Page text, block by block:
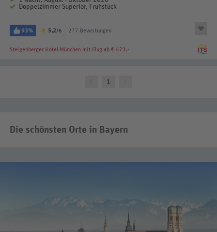
Doppelzimmer Superior, Frühstück
93% 5,2/6 277 Bewertungen
Steigenberger Hotel München mit Flug ab € 473.-
1
Die schönsten Orte in Bayern